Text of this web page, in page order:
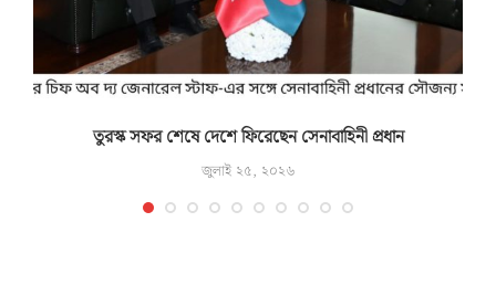
তুরস্ক সফর শেষে দেশে ফিরেছেন সেনাবাহিনী প্রধান
জুলাই ২৫, ২০২৬